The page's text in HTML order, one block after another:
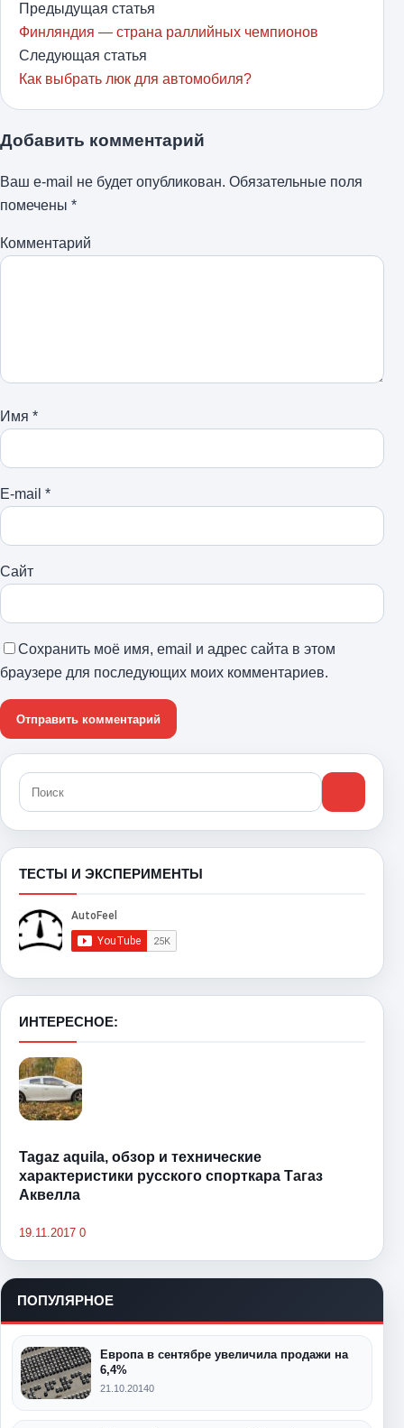
Предыдущая статья
Финляндия — страна раллийных чемпионов
Следующая статья
Как выбрать люк для автомобиля?
Добавить комментарий
Ваш e-mail не будет опубликован. Обязательные поля
помечены *
Комментарий
Имя *
E-mail *
Сайт
Сохранить моё имя, email и адрес сайта в этом
браузере для последующих моих комментариев.
ТЕСТЫ И ЭКСПЕРИМЕНТЫ
ИНТЕРЕСНОЕ:
Tagaz aquila, обзор и технические
характеристики русского спорткара Тагаз
Аквелла
19.11.2017 0
ПОПУЛЯРНОЕ
Европа в сентябре увеличила продажи на
6,4%
21.10.20140